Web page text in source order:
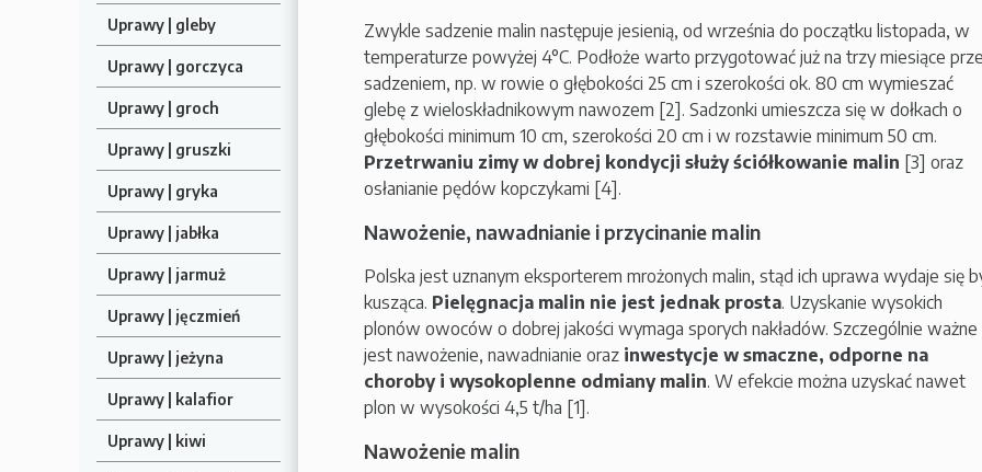
Uprawy | gleby
Uprawy | gorczyca
Uprawy | groch
Uprawy | gruszki
Uprawy | gryka
Uprawy | jabłka
Uprawy | jarmuż
Uprawy | jęczmień
Uprawy | jeżyna
Uprawy | kalafior
Uprawy | kiwi
Zwykle sadzenie malin następuje jesienią, od września do początku listopada, w
temperaturze powyżej 4°C. Podłoże warto przygotować już na trzy miesiące
sadzeniem, np. w rowie o głębokości 25 cm i szerokości ok. 80 cm wymieszać
glebę z wieloskładnikowym nawozem [2]. Sadzonki umieszcza się w dołkach o
głębokości minimum 10 cm, szerokości 20 cm i w rozstawie minimum 50 cm.
Przetrwaniu zimy w dobrej kondycji służy ściółkowanie malin [3] oraz
osłanianie pędów kopczykami [4].
Nawożenie, nawadnianie i przycinanie malin
Polska jest uznanym eksporterem mrożonych malin, stąd ich uprawa wydaje się
kusząca. Pielęgnacja malin nie jest jednak prosta. Uzyskanie wysokich
plonów owoców o dobrej jakości wymaga sporych nakładów. Szczególnie ważne
jest nawożenie, nawadnianie oraz inwestycje w smaczne, odporne na
choroby i wysokoplenne odmiany malin. W efekcie można uzyskać nawet
plon w wysokości 4,5 t/ha [1].
Nawożenie malin